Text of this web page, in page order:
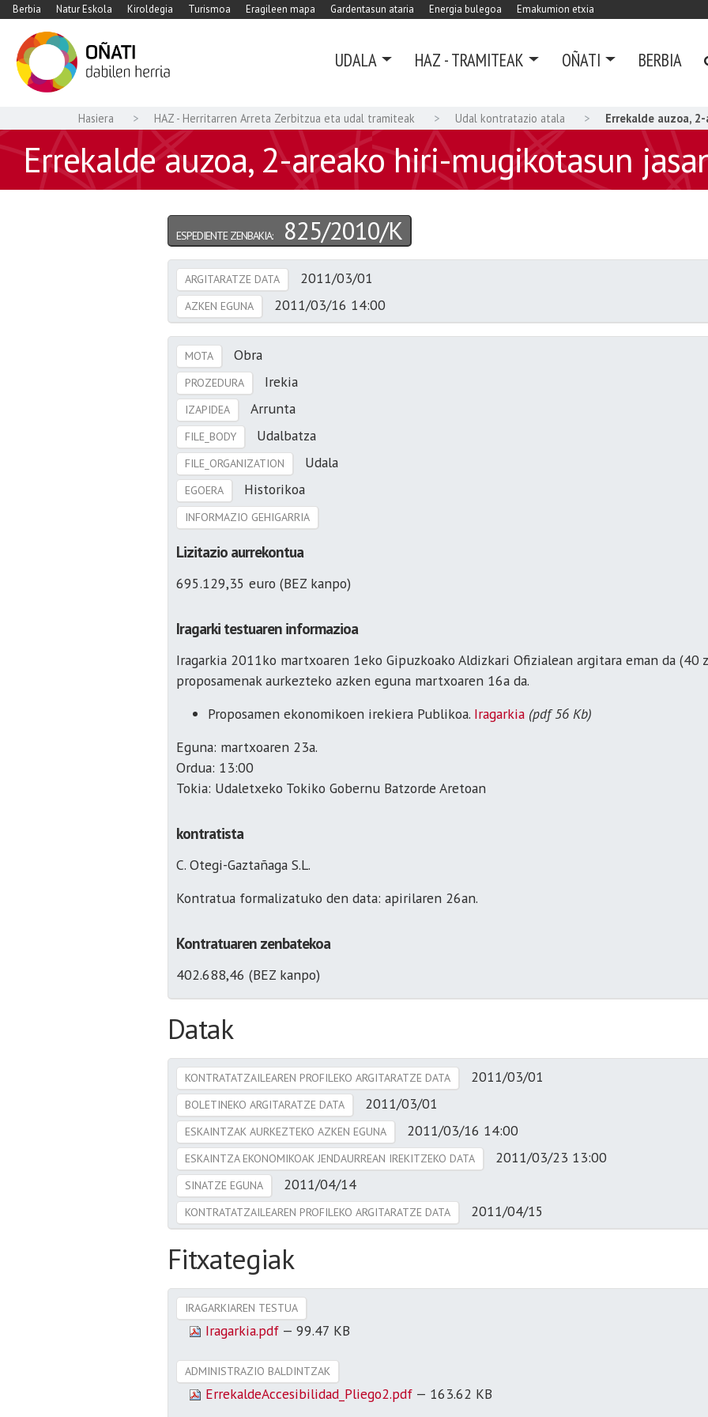
Berbia Natur Eskola Kiroldegia Turismoa Eragileen mapa Gardentasun ataria Energia bulegoa Emakumion etxia
UDALA HAZ - TRAMITEAK OÑATI BERBIA
Hasiera HAZ - Herritarren Arreta Zerbitzua eta udal tramiteak Udal kontratazio atala Errekalde auzoa,
Errekalde auzoa, 2-areako hiri-mugikotasun
ESPEDIENTE ZENBAKIA: 825/2010/K
ARGITARATZE DATA 2011/03/01
AZKEN EGUNA 2011/03/16 14:00
MOTA Obra
PROZEDURA Irekia
IZAPIDEA Arrunta
FILE_BODY Udalbatza
FILE_ORGANIZATION Udala
EGOERA Historikoa
INFORMAZIO GEHIGARRIA
Lizitazio aurrekontua
695.129,35 euro (BEZ kanpo)
Iragarki testuaren informazioa
Iragarkia 2011ko martxoaren 1eko Gipuzkoako Aldizkari Ofizialean argitara eman da (40
proposamenak aurkezteko azken eguna martxoaren 16a da.
Proposamen ekonomikoen irekiera Publikoa. Iragarkia (pdf 56 Kb)
Eguna: martxoaren 23a.
Ordua: 13:00
Tokia: Udaletxeko Tokiko Gobernu Batzorde Aretoan
kontratista
C. Otegi-Gaztañaga S.L.
Kontratua formalizatuko den data: apirilaren 26an.
Kontratuaren zenbatekoa
402.688,46 (BEZ kanpo)
Datak
KONTRATATZAILEAREN PROFILEKO ARGITARATZE DATA 2011/03/01
BOLETINEKO ARGITARATZE DATA 2011/03/01
ESKAINTZAK AURKEZTEKO AZKEN EGUNA 2011/03/16 14:00
ESKAINTZA EKONOMIKOAK JENDAURREAN IREKITZEKO DATA 2011/03/23 13:00
SINATZE EGUNA 2011/04/14
KONTRATATZAILEAREN PROFILEKO ARGITARATZE DATA 2011/04/15
Fitxategiak
IRAGARKIAREN TESTUA
Iragarkia.pdf — 99.47 KB
ADMINISTRAZIO BALDINTZAK
ErrekaldeAccesibilidad_Pliego2.pdf — 163.62 KB